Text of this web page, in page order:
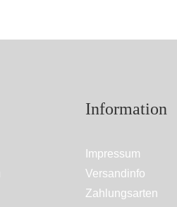
Information
Impressum
Versandinfo
Zahlungsarten